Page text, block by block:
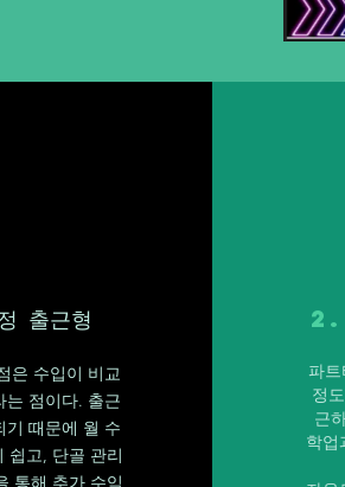
출근형
은 수입이 비교
는 점이다. 출근
기 때문에 월 수
쉽고, 단골 관리
통해 추가 수익
2.
파
정
근
학업